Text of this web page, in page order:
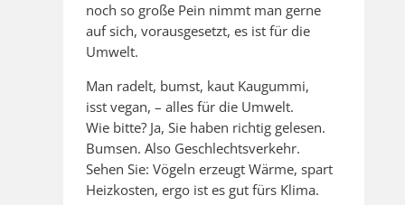
noch so große Pein nimmt man gerne
auf sich, vorausgesetzt, es ist für die
Umwelt.
Man radelt, bumst, kaut Kaugummi,
isst vegan, – alles für die Umwelt.
Wie bitte? Ja, Sie haben richtig gelesen.
Bumsen. Also Geschlechtsverkehr.
Sehen Sie: Vögeln erzeugt Wärme, spart
Heizkosten, ergo ist es gut fürs Klima.